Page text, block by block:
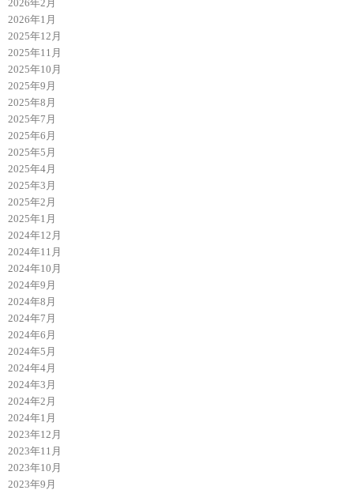
2026年2月
2026年1月
2025年12月
2025年11月
2025年10月
2025年9月
2025年8月
2025年7月
2025年6月
2025年5月
2025年4月
2025年3月
2025年2月
2025年1月
2024年12月
2024年11月
2024年10月
2024年9月
2024年8月
2024年7月
2024年6月
2024年5月
2024年4月
2024年3月
2024年2月
2024年1月
2023年12月
2023年11月
2023年10月
2023年9月